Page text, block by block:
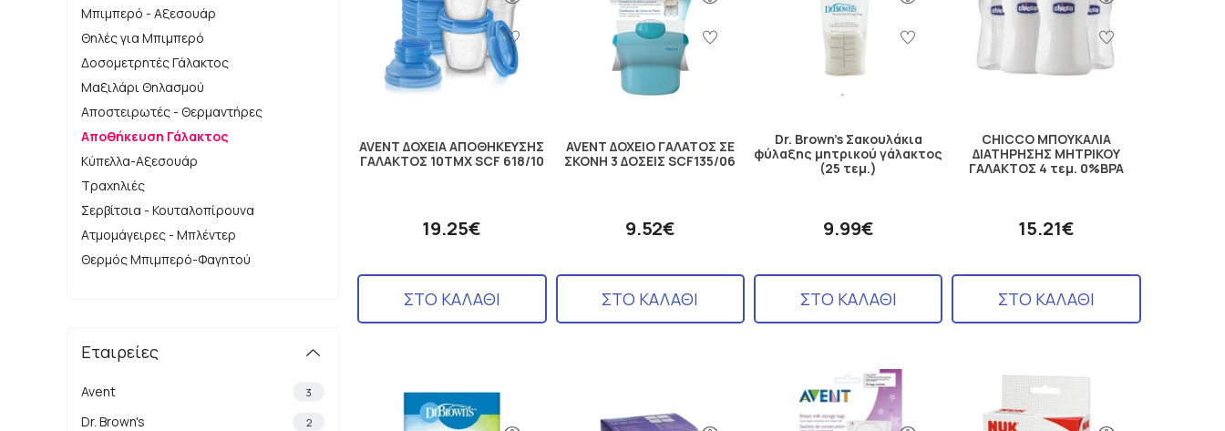
Μπιμπερό - Αξεσουάρ
Θηλές για Μπιμπερό
Δοσομετρητές Γάλακτος
Μαξιλάρι Θηλασμού
Αποστειρωτές - Θερμαντήρες
Αποθήκευση Γάλακτος
Κύπελλα-Αξεσουάρ
Τραχηλιές
Σερβίτσια - Κουταλοπίρουνα
Ατμομάγειρες - Μπλέντερ
Θερμός Μπιμπερό-Φαγητού
Εταιρείες
Avent 3
Dr. Brown's 2
AVENT ΔΟΧΕΙΑ ΑΠΟΘΗΚΕΥΣΗΣ
ΓΑΛΑΚΤΟΣ 10ΤΜΧ SCF 618/10
19.25€
ΣΤΟ ΚΑΛΑΘΙ
AVENT ΔΟΧΕΙΟ ΓΑΛΑΤΟΣ ΣΕ
ΣΚΟΝΗ 3 ΔΟΣΕΙΣ SCF135/06
9.52€
ΣΤΟ ΚΑΛΑΘΙ
Dr. Brown's Σακουλάκια
φύλαξης μητρικού γάλακτος
(25 τεμ.)
9.99€
ΣΤΟ ΚΑΛΑΘΙ
CHICCO ΜΠΟΥΚΑΛΙΑ
ΔΙΑΤΗΡΗΣΗΣ ΜΗΤΡΙΚΟΥ
ΓΑΛΑΚΤΟΣ 4 τεμ. 0%BPA
15.21€
ΣΤΟ ΚΑΛΑΘΙ